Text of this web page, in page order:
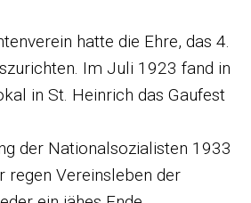
hatte die Ehre, das 4.
Im Juli 1923 fand in
in St. Heinrich das Gaufest
der Nationalsozialisten 1933
regen Vereinsleben der